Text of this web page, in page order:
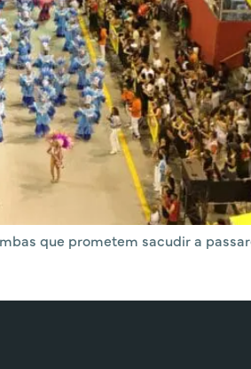
que prometem sacudir a